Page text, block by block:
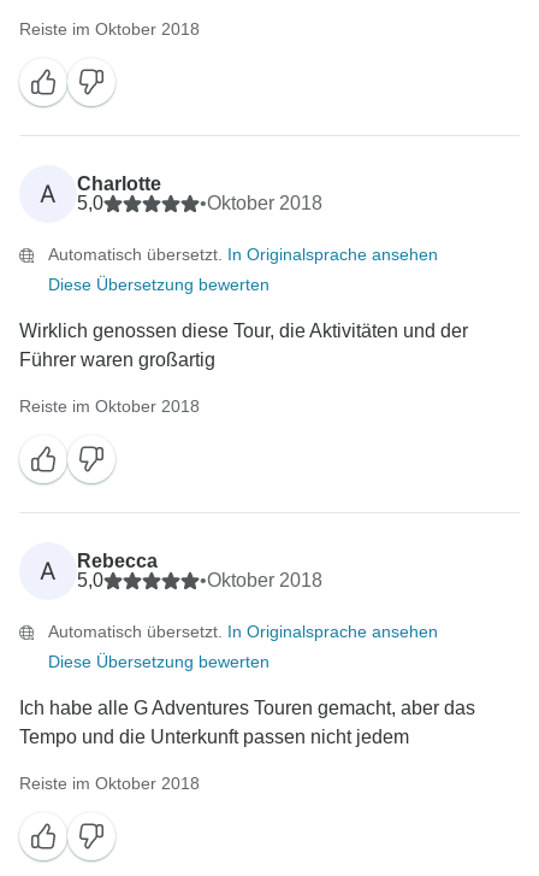
Reiste im Oktober 2018
A
Charlotte
5,0
•Oktober 2018
Automatisch übersetzt. In Originalsprache ansehen
Diese Übersetzung bewerten
Wirklich genossen diese Tour, die Aktivitäten und der
Führer waren großartig
Reiste im Oktober 2018
A
Rebecca
5,0
•Oktober 2018
Automatisch übersetzt. In Originalsprache ansehen
Diese Übersetzung bewerten
Ich habe alle G Adventures Touren gemacht, aber das
Tempo und die Unterkunft passen nicht jedem
Reiste im Oktober 2018